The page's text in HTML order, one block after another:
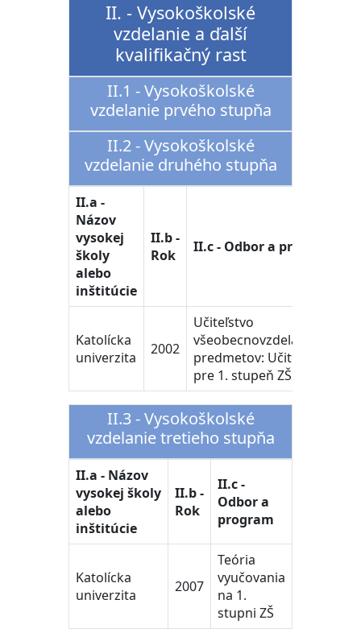
II. - Vysokoškolské
vzdelanie a ďalší
kvalifikačný rast
II.1 - Vysokoškolské
vzdelanie prvého stupňa
II.2 - Vysokoškolské
vzdelanie druhého stupňa
II.a -
Názov
vysokej
školy
alebo
inštitúcie
II.b -
Rok
II.c - Odbor a program
Katolícka
univerzita
2002
Učiteľstvo
všeobecnovzdelávacích
predmetov: Učiteľstvo
pre 1. stupeň ZŠ
II.3 - Vysokoškolské
vzdelanie tretieho stupňa
II.a - Názov
vysokej školy
alebo
inštitúcie
II.b -
Rok
II.c -
Odbor a
program
Katolícka
univerzita
2007
Teória
vyučovania
na 1.
stupni ZŠ